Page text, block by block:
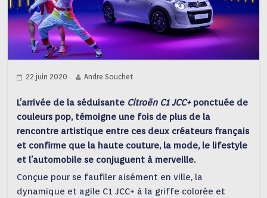
22 juin 2020 Andre Souchet
L’arrivée de la séduisante Citroën C1 JCC+ ponctuée de
couleurs pop, témoigne une fois de plus de la
rencontre artistique entre ces deux créateurs français
et confirme que la haute couture, la mode, le lifestyle
et l’automobile se conjuguent à merveille.
Conçue pour se faufiler aisément en ville, la
dynamique et agile C1 JCC+ à la griffe colorée et